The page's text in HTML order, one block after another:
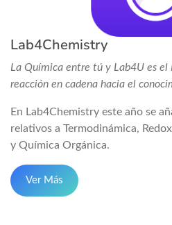
Lab4Chemistry
La Química entre tú y Lab4U es el
reacción en cadena hacia el
En Lab4Chemistry este año se
relativos a Termodinámica,
y Química Orgánica.
Ver Más